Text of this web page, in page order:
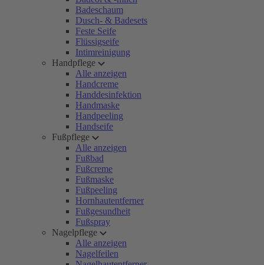
Badeschaum
Dusch- & Badesets
Feste Seife
Flüssigseife
Intimreinigung
Handpflege
Alle anzeigen
Handcreme
Handdesinfektion
Handmaske
Handpeeling
Handseife
Fußpflege
Alle anzeigen
Fußbad
Fußcreme
Fußmaske
Fußpeeling
Hornhautentferner
Fußgesundheit
Fußspray
Nagelpflege
Alle anzeigen
Nagelfeilen